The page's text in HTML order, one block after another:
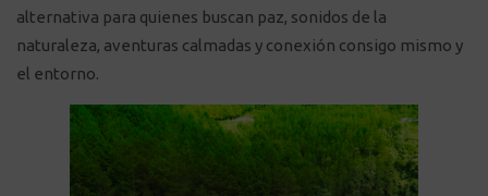
alternativa para quienes buscan paz, sonidos de la
naturaleza, aventuras calmadas y conexión consigo mismo y
el entorno.